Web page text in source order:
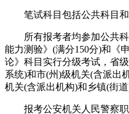
笔试科目包括公共科目和
所有报考者均参加公共科
能力测验》(满分150分)和《
论》科目实行分级考试，省
系统)和市(州)级机关(含派出
机关(含派出机构)和乡镇(街
报考公安机关人民警察职